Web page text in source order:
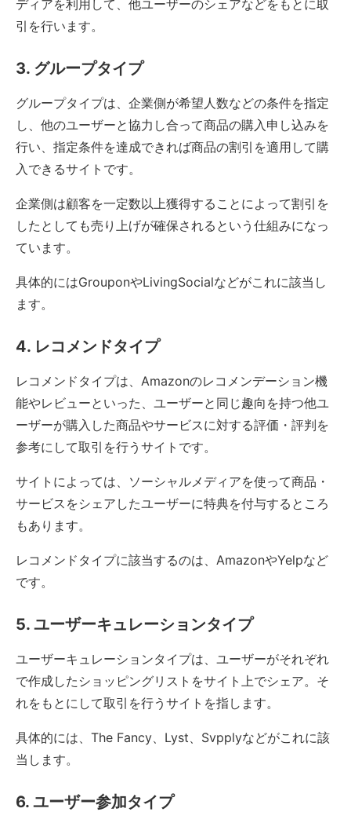
ディアを利用して、他ユーザーのシェアなどをもとに取
引を行います。
3. グループタイプ
グループタイプは、企業側が希望人数などの条件を指定
し、他のユーザーと協力し合って商品の購入申し込みを
行い、指定条件を達成できれば商品の割引を適用して購
入できるサイトです。
企業側は顧客を一定数以上獲得することによって割引を
したとしても売り上げが確保されるという仕組みになっ
ています。
具体的にはGrouponやLivingSocialなどがこれに該当し
ます。
4. レコメンドタイプ
レコメンドタイプは、Amazonのレコメンデーション機
能やレビューといった、ユーザーと同じ趣向を持つ他ユ
ーザーが購入した商品やサービスに対する評価・評判を
参考にして取引を行うサイトです。
サイトによっては、ソーシャルメディアを使って商品・
サービスをシェアしたユーザーに特典を付与するところ
もあります。
レコメンドタイプに該当するのは、AmazonやYelpなど
です。
5. ユーザーキュレーションタイプ
ユーザーキュレーションタイプは、ユーザーがそれぞれ
で作成したショッピングリストをサイト上でシェア。そ
れをもとにして取引を行うサイトを指します。
具体的には、The Fancy、Lyst、Svpplyなどがこれに該
当します。
6. ユーザー参加タイプ